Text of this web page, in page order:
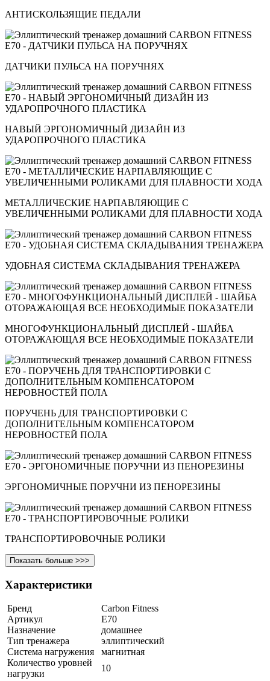
АНТИСКОЛЬЗЯЩИЕ ПЕДАЛИ
ДАТЧИКИ ПУЛЬСА НА ПОРУЧНЯХ
НАВЫЙ ЭРГОНОМИЧНЫЙ ДИЗАЙН ИЗ
УДАРОПРОЧНОГО ПЛАСТИКА
МЕТАЛЛИЧЕСКИЕ НАРПАВЛЯЮЩИЕ С
УВЕЛИЧЕННЫМИ РОЛИКАМИ ДЛЯ ПЛАВНОСТИ ХОДА
УДОБНАЯ СИСТЕМА СКЛАДЫВАНИЯ ТРЕНАЖЕРА
МНОГОФУНКЦИОНАЛЬНЫЙ ДИСПЛЕЙ - ШАЙБА
ОТОРАЖАЮЩАЯ ВСЕ НЕОБХОДИМЫЕ ПОКАЗАТЕЛИ
ПОРУЧЕНЬ ДЛЯ ТРАНСПОРТИРОВКИ С
ДОПОЛНИТЕЛЬНЫМ КОМПЕНСАТОРОМ
НЕРОВНОСТЕЙ ПОЛА
ЭРГОНОМИЧНЫЕ ПОРУЧНИ ИЗ ПЕНОРЕЗИНЫ
ТРАНСПОРТИРОВОЧНЫЕ РОЛИКИ
Показать больше >>>
Характеристики
Бренд
Carbon Fitness
Артикул
E70
Назначение
домашнее
Тип тренажера
эллиптический
Система нагружения
магнитная
Количество уровней
нагрузки
10